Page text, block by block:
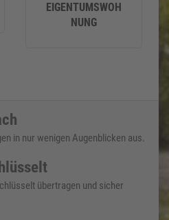
EIGENTUMSWOH
NUNG
in nur wenigen Augenblicken aus.
übertragen und sicher